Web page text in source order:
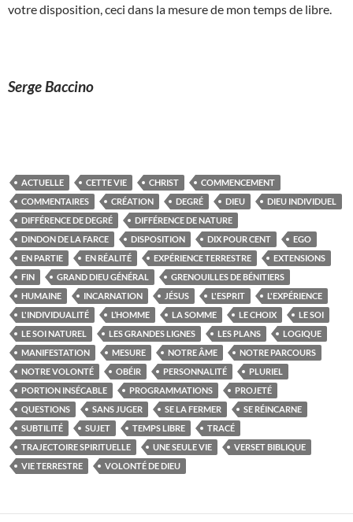
votre disposition, ceci dans la mesure de mon temps de libre.
Serge Baccino
ACTUELLE CETTE VIE CHRIST
COMMENCEMENT
COMMENTAIRES
CRÉATION DEGRÉ DIEU
DIEU INDIVIDUEL
DIFFÉRENCE DE DEGRÉ
DIFFÉRENCE DE NATURE
DINDON DE LA FARCE
DISPOSITION DIX POUR CENT
EGO
EN PARTIE
EN RÉALITÉ EXPÉRIENCE TERRESTRE
EXTENSIONS
FIN
GRAND DIEU GÉNÉRAL
GRENOUILLES DE BÉNITIERS
HUMAINE
INCARNATION JÉSUS L'ESPRIT
L'EXPÉRIENCE
L'INDIVIDUALITÉ
L’HOMME LA SOMME LE CHOIX
LE SOI
LE SOI NATUREL
LES GRANDES LIGNES LES PLANS
LOGIQUE
MANIFESTATION
MESURE NOTRE ÂME
NOTRE PARCOURS
NOTRE VOLONTÉ
OBÉIR PERSONNALITÉ
PLURIEL
PORTION INSÉCABLE
PROGRAMMATIONS
PROJETÉ
QUESTIONS
SANS JUGER SE LA FERMER
SE RÉINCARNE
SUBTILITÉ
SUJET TEMPS LIBRE
TRACÉ
TRAJECTOIRE SPIRITUELLE
UNE SEULE VIE
VERSET BIBLIQUE
VIE TERRESTRE
VOLONTÉ DE DIEU